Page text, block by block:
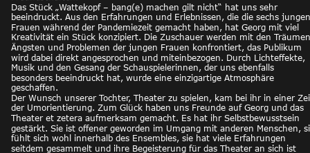
Das Stück „Wattekopf – bang(e) machen gilt nicht“ hat uns sehr
beeindruckt. Aus den Erfahrungen und Erlebnissen, die die sechs
Frauen während der Pandemiezeit gemacht haben, hat Georg mit viel
Kreativität ein Stück konzipiert. Die Zuschauer werden mit den
Ängsten und Problemen der jungen Frauen konfrontiert, das Publikum
wird dabei direkt angesprochen und miteinbezogen. Durch Lichteffekte,
Musik und den Gesang der Schauspielerinnen, der uns ebenfalls
besonders beeindruckt hat, wurde eine einzigartige Atmosphäre
geschaffen.
Der Wunsch unserer Tochter, Theater zu spielen, kam bei ihr in einer
der Umorientierung. Zum Glück haben uns Freunde auf Georg und das
Theater et zetera aufmerksam gemacht. Es hat ihr Selbstbewusstsein
gestärkt. Sie ist offener geworden im Umgang mit anderen Menschen,
fühlt sich wohl innerhalb des Ensembles, sie hat viele Erfahrungen
seitdem gesammelt und ihre Begeisterung für das Theater an sich ist